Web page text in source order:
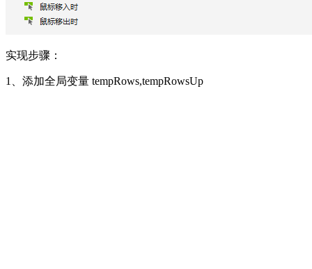
实现步骤：
1、添加全局变量 tempRows,tempRowsUp